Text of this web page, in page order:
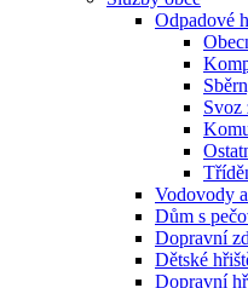
Odpadové
Svoz
Vodovody
Dům s
Dopravní
Dětské
Dopravní